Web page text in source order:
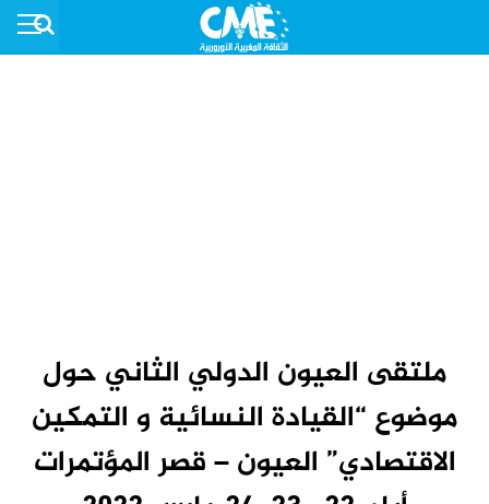
ملتقى العيون الدولي الثاني حول
موضوع “القيادة النسائية و التمكين
الاقتصادي” العيون – قصر المؤتمرات